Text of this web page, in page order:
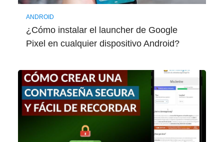
ANDROID
¿Cómo instalar el launcher de Google
Pixel en cualquier dispositivo Android?